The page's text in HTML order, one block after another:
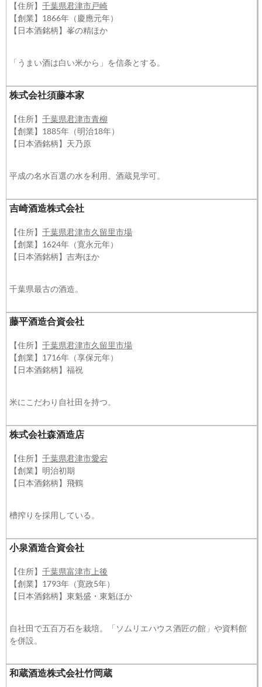
【住所】 千葉県君津市戸崎
【創業】1866年（慶應元年）
【日本酒銘柄】峯の精ほか
「うまい酒は白い米から」を信条とする。
株式会社須藤本家
【住所】 千葉県君津市⻘柳
【創業】1885年（明治18年）
【日本酒銘柄】天乃原
平成の名水百選の水を利用。酒蔵見学可。
吉崎酒造株式会社
【住所】 千葉県君津市久留里市場
【創業】1624年（寛永元年）
【日本酒銘柄】吉寿ほか
千葉県最古の酒造。
藤平酒造合資会社
【住所】 千葉県君津市久留里市場
【創業】1716年（享保元年）
【日本酒銘柄】福祝
米にこだわり自社田を持つ。
株式会社森酒造店
【住所】 千葉県君津市愛宕
【創業】明治初期
【日本酒銘柄】飛鶴
槽搾りを採用している。
小泉酒造合資会社
【住所】 千葉県富津市上後
【創業】1793年（寛政5年）
【日本酒銘柄】東魁盛・東魁ほか
自社田で五百万石を栽培。「ソムリエハウス酒匠の館」や資料館
を併設。
和蔵酒造株式会社竹岡蔵